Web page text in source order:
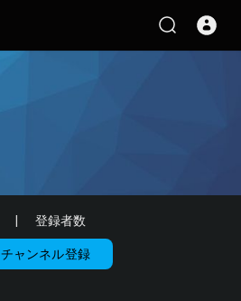
| 登録者数
チャンネル登録